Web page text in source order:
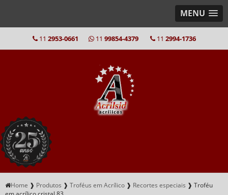
MENU
11 2953-0661 11 99854-4379 11 2994-1736
Home ❱ Produtos ❱ Troféus em Acrílico ❱ Recortes especiais ❱ Troféu